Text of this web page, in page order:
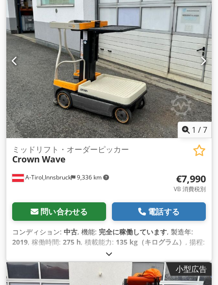
1 /7
A-Tirol,Innsbruck 9,336 km
ミッドリフト・オーダーピッカー
Crown Wave
€7,990
VB 消費税別
問い合わせる 電話する
コンディション: 中古, 機能: 完全に稼働しています, 製造年:
2019, 稼働時間: 275 h, 積載能力: 135 kg（キログラム） , 揚程:
, マスト型式:
設高:1,385 mm, 空車重量:640 kg（キログラム）, 全長:
1,525 mm
, 駆動方式: Elektro , 建設幅:750 mm, 小型広告